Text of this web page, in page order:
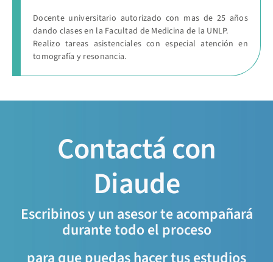
Docente universitario autorizado con mas de 25 años
dando clases en la Facultad de Medicina de la UNLP.
Realizo tareas asistenciales con especial atención en
tomografía y resonancia.
Contactá con
Diaude
Escribinos y un asesor te acompañará
durante todo el proceso